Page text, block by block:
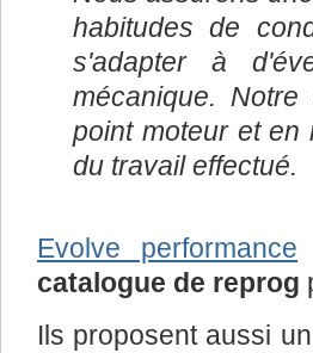
habitudes de
s'adapter à
mécanique.
point moteur et en
du travail effectué.
Evolve performance
catalogue de reprog
Ils proposent aussi